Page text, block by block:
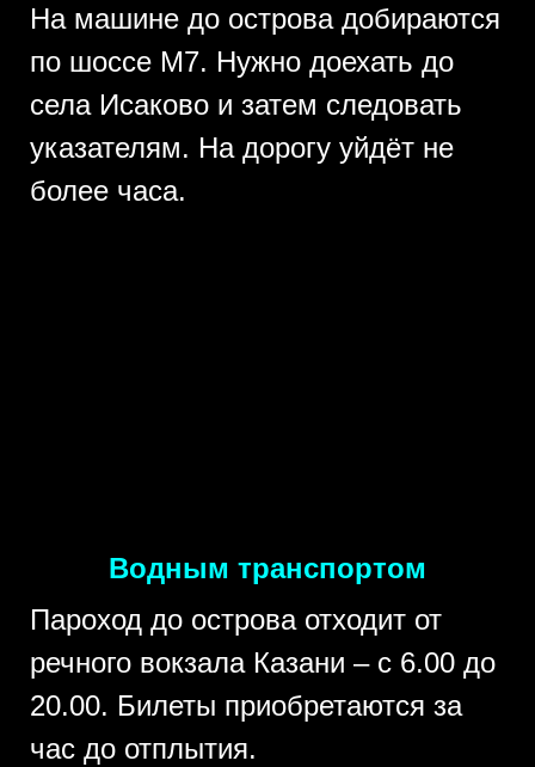
На машине до острова добираются
по шоссе М7. Нужно доехать до
села Исаково и затем следовать
указателям. На дорогу уйдёт не
более часа.
Водным транспортом
Пароход до острова отходит от
речного вокзала Казани – с 6.00 до
20.00. Билеты приобретаются за
час до отплытия.